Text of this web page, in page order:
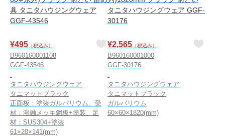
具 タニタハウジングウェア
GGF-43546
¥495 （税込み）
B960160001108
GGF-43546
-
タニタハウジングウェア
タニマットブラック
正面板：塗装ガルバリウム、受
材：溶融メッキ鋼板+塗装、足
材：SUS304+塗装
61×20×141(mm)
タニタハウジングウェア GGF-
30176
¥2,565 （税込み）
B960160001000
GGF-30176
-
タニタハウジングウェア
タニマットブラック
ガルバリウム
60×60×1820(mm)